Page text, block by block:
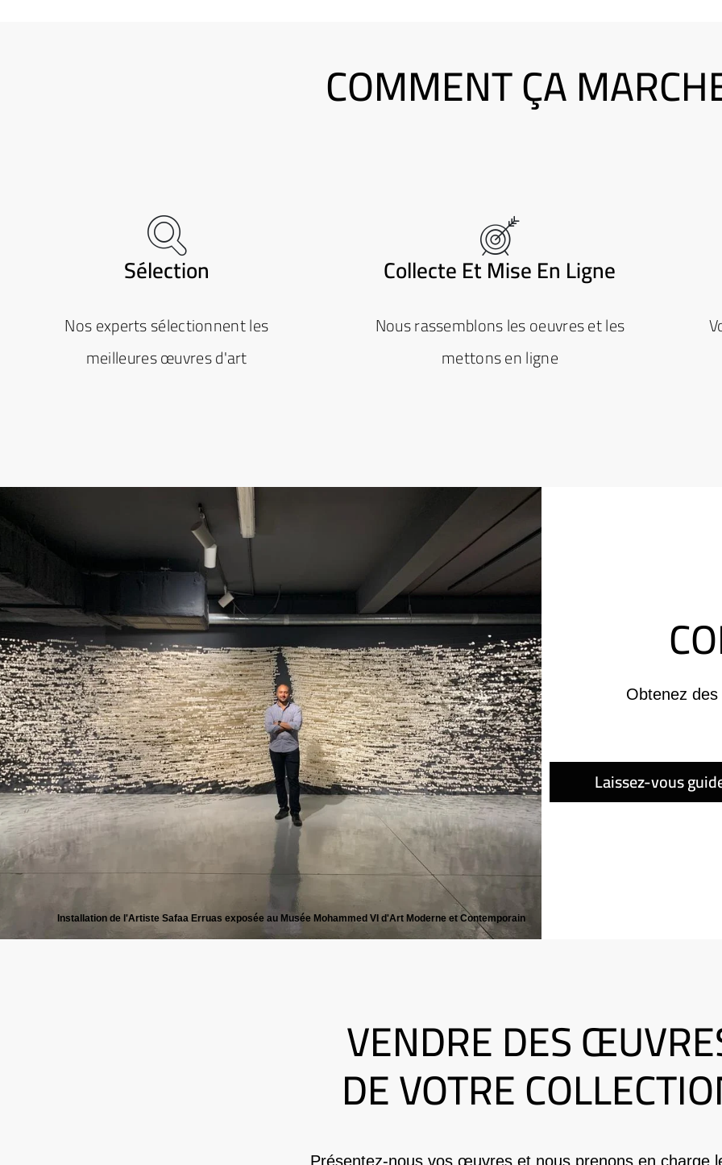
COMMENT ÇA
Sélection
Nos experts sélectionnent les
meilleures œuvres d'art
Collecte Et Mise En Ligne
Nous rassemblons les oeuvres et les
mettons en ligne
Installation de l'Artiste Safaa Erruas exposée au Musée Mohammed VI d'Art Moderne et Contemporain
Obtenez
Laissez-vous
VENDRE DES
DE VOTRE
Présentez-nous vos œuvres et nous prenons en charge